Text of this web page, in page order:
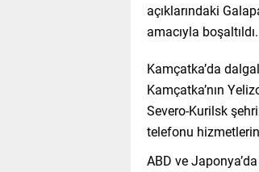
açıklarındaki
amacıyla boşaltıldı.
Kamçatka’da
Kamçatka’nın
Severo-Kurilsk
telefonu
ABD ve